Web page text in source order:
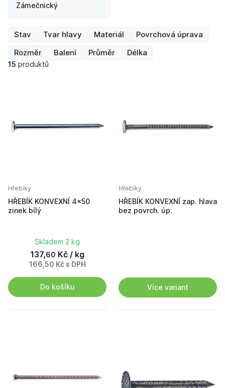
Zámečnický
Stav Tvar hlavy Materiál
Povrchová úprava
Rozměr
Balení Průměr Délka
15 produktů
Hřebíky
HŘEBÍK KONVEXNÍ 4x50
zinek bílý
Skladem 2 kg
137,60 Kč / kg
166,50 Kč s DPH
Do košíku
Hřebíky
HŘEBÍK KONVEXNÍ zap. hlava
bez povrch. úp.
Více variant